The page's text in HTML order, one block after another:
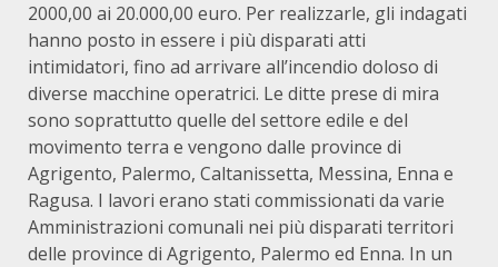
2000,00 ai 20.000,00 euro. Per realizzarle, gli indagati
hanno posto in essere i più disparati atti
intimidatori, fino ad arrivare all’incendio doloso di
diverse macchine operatrici. Le ditte prese di mira
sono soprattutto quelle del settore edile e del
movimento terra e vengono dalle province di
Agrigento, Palermo, Caltanissetta, Messina, Enna e
Ragusa. I lavori erano stati commissionati da varie
Amministrazioni comunali nei più disparati territori
delle province di Agrigento, Palermo ed Enna. In un